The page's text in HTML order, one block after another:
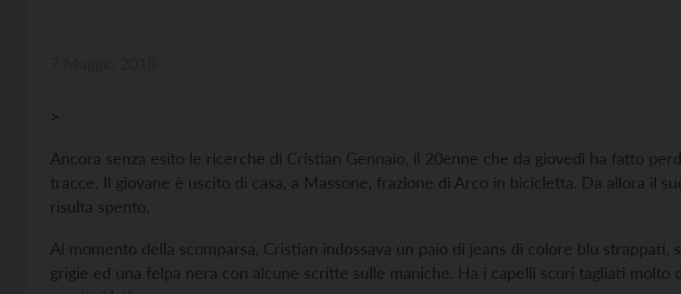
>
Ancora senza esito le ricerche di Cristian Gennaio, il 20enne che da giovedì ha fatto
tracce. Il giovane è uscito di casa, a Massone, frazione di Arco in bicicletta. Da allora il
risulta spento.
Al momento della scomparsa, Cristian indossava un paio di jeans di colore blu strappati,
grigie ed una felpa nera con alcune scritte sulle maniche. Ha i capelli scuri tagliati molto